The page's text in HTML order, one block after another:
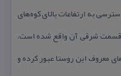
به ارتفاعات بالای كوه‌های
قسمت شرقی آن واقع شده است،
معروف این روستا عبور كرده و